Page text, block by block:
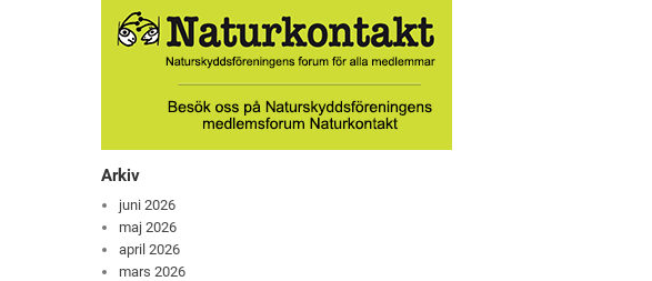
Arkiv
juni 2026
maj 2026
april 2026
mars 2026